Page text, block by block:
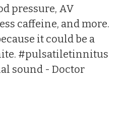
pressure, AV
caffeine, and more.
it could be a
#pulsatiletinnitus
sound - Doctor